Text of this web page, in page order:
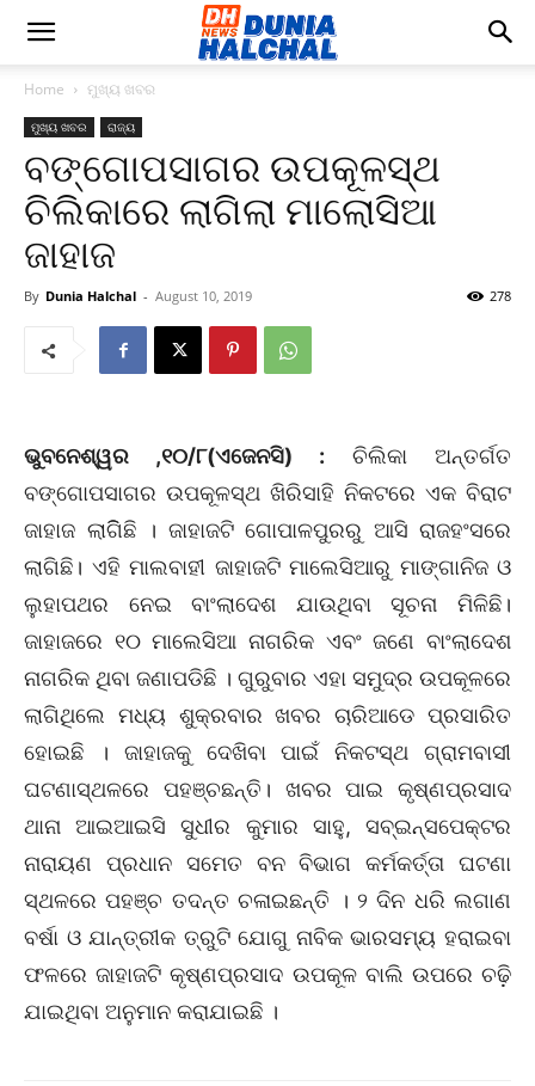
Home ମୁଖ୍ୟ ଖବର
ମୁଖ୍ୟ ଖବର ରାଜ୍ୟ
ବଙ୍ଗୋପସାଗର ଉପକୂଳସ୍ଥ
ଚିଲିକାରେ ଲାଗିଲା ମାଲୋସିଆ
ଜାହାଜ
By Dunia Halchal - August 10, 2019 278
ଭୁବନେଶ୍ୱର ,୧୦/୮(ଏଜେନସି) : ଚିଲିକା ଅନ୍ତର୍ଗତ
ବଙ୍ଗୋପସାଗର ଉପକୂଳସ୍ଥ ଖିରିସାହି ନିକଟରେ ଏକ ବିରାଟ
ଜାହାଜ ଲାଗିିଛି । ଜାହାଜଟି ଗୋପାଳପୁରରୁ ଆସି ରାଜହଂସରେ
ଲାଗିଛି। ଏହି ମାଲବାହୀ ଜାହାଜଟି ମାଲେସିଆରୁ ମାଙ୍ଗାନିଜ ଓ
ଲୁହାପଥର ନେଇ ବାଂଲାଦେଶ ଯାଉଥିବା ସୂଚନା ମିଳିଛି।
ଜାହାଜରେ ୧୦ ମାଲେସିଆ ନାଗରିକ ଏବଂ ଜଣେ ବାଂଲାଦେଶ
ନାଗରିକ ଥିବା ଜଣାପଡିଛି । ଗୁରୁବାର ଏହା ସମୁଦ୍ର ଉପକୂଳରେ
ଲାଗିଥିଲେ ମଧ୍ୟ ଶୁକ୍ରବାର ଖବର ଚାରିଆଡେ ପ୍ରସାରିତ
ହୋଇଛି । ଜାହାଜକୁ ଦେଖିବା ପାଇଁ ନିକଟସ୍ଥ ଗ୍ରାମବାସୀ
ଘଟଣାସ୍ଥଳରେ ପହଞ୍ଚଛନ୍ତି। ଖବର ପାଇ କୃଷ୍ଣପ୍ରସାଦ
ଥାନା ଆଇଆଇସି ସୁଧୀର କୁମାର ସାହୁ, ସବ୍‌ଇନ୍ସପେକ୍ଟର
ନାରାୟଣ ପ୍ରଧାନ ସମେତ ବନ ବିଭାଗ କର୍ମକର୍ତ୍ତା ଘଟଣା
ସ୍ଥଳରେ ପହଞ୍ଚ ତଦନ୍ତ ଚଳାଇଛନ୍ତି । ୨ ଦିନ ଧରି ଲଗାଣ
ବର୍ଷା ଓ ଯାନ୍ତ୍ରୀକ ତ୍ରୁଟି ଯୋଗୁ ନାବିକ ଭାରସମ୍ୟ ହରାଇବା
ଫଳରେ ଜାହାଜଟି କୃଷ୍ଣପ୍ରସାଦ ଉପକୂଳ ବାଲି ଉପରେ ଚଢ଼ି
ଯାଇଥିବା ଅନୁମାନ କରାଯାଇଛି ।